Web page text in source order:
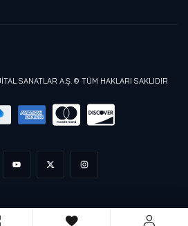
SANATLAR A.Ş. © TÜM HAKLARI SAKLIDIR